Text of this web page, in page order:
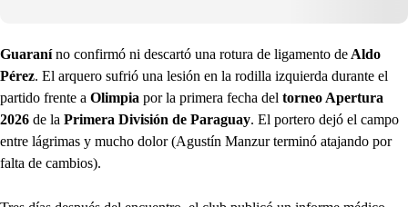
Guaraníno confirmó ni descartó una rotura de ligamento de Aldo
Pérez. El arquero sufrió una lesión en la rodilla izquierda durante el
partido frente a Olimpia por la primera fecha del torneo Apertura
2026 de la Primera División de Paraguay. El portero dejó el campo
entre lágrimas y mucho dolor (Agustín Manzur terminó atajando por
falta de cambios).